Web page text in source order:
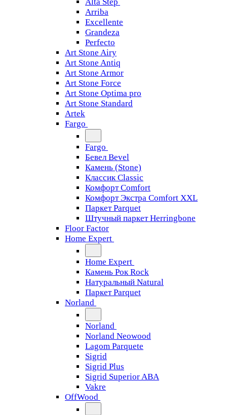
Arriba
Excellente
Grandeza
Perfecto
Art Stone Airy
Art Stone Antiq
Art Stone Armor
Art Stone Force
Art Stone Optima pro
Art Stone Standard
Artek
Fargo
Fargo
Бевел Bevel
Камень (Stone)
Классик Classic
Комфорт Comfort
Комфорт Экстра Comfort XXL
Паркет Parquet
Штучный паркет Herringbone
Floor Factor
Home Expert
Home Expert
Камень Рок Rock
Натуральный Natural
Паркет Parquet
Norland
Norland
Norland Neowood
Lagom Parquete
Sigrid
Sigrid Plus
Sigrid Superior ABA
Vakre
OffWood